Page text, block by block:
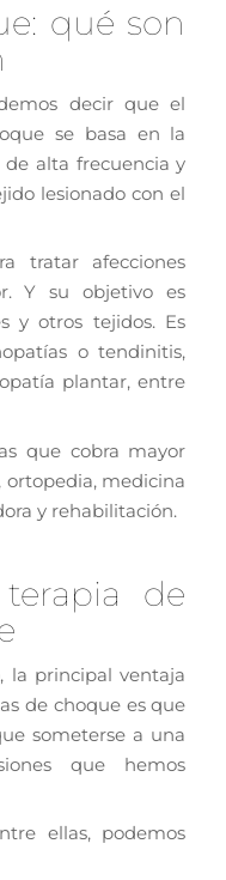
qué son
decir que el
se basa en la
de alta frecuencia y
lesionado con el
tratar afecciones
Y su objetivo es
y otros tejidos. Es
o tendinitis,
plantar, entre
que cobra mayor
ortopedia, medicina
y rehabilitación.
de
la principal ventaja
de choque es que
someterse a una
que hemos
ellas, podemos